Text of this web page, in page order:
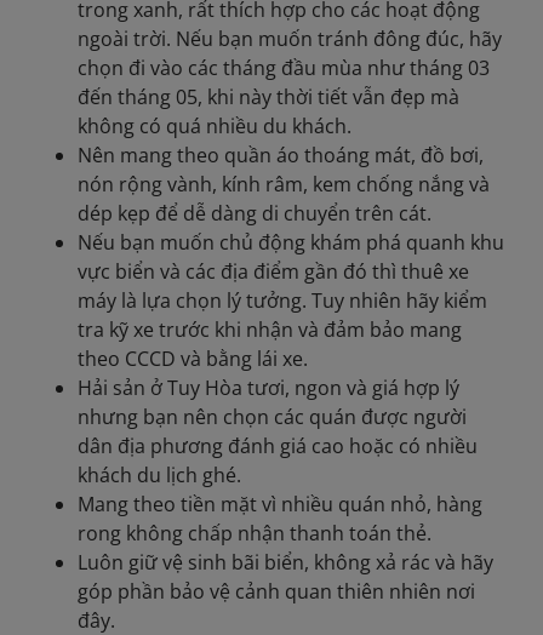
trong xanh, rất thích hợp cho các hoạt động
ngoài trời. Nếu bạn muốn tránh đông đúc, hãy
chọn đi vào các tháng đầu mùa như tháng 03
đến tháng 05, khi này thời tiết vẫn đẹp mà
không có quá nhiều du khách.
Nên mang theo quần áo thoáng mát, đồ bơi,
nón rộng vành, kính râm, kem chống nắng và
dép kẹp để dễ dàng di chuyển trên cát.
Nếu bạn muốn chủ động khám phá quanh khu
vực biển và các địa điểm gần đó thì thuê xe
máy là lựa chọn lý tưởng. Tuy nhiên hãy kiểm
tra kỹ xe trước khi nhận và đảm bảo mang
theo CCCD và bằng lái xe.
Hải sản ở Tuy Hòa tươi, ngon và giá hợp lý
nhưng bạn nên chọn các quán được người
dân địa phương đánh giá cao hoặc có nhiều
khách du lịch ghé.
Mang theo tiền mặt vì nhiều quán nhỏ, hàng
rong không chấp nhận thanh toán thẻ.
Luôn giữ vệ sinh bãi biển, không xả rác và hãy
góp phần bảo vệ cảnh quan thiên nhiên nơi
đây.